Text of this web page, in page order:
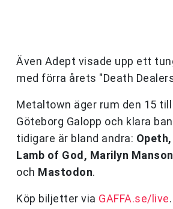
Även Adept visade upp ett
med förra årets "Death
Metaltown äger rum den 15 till
Göteborg Galopp och klara
tidigare är bland andra:
Lamb of God, Marilyn Manson
och Mastodon.
Köp biljetter via GAFFA.se/live.